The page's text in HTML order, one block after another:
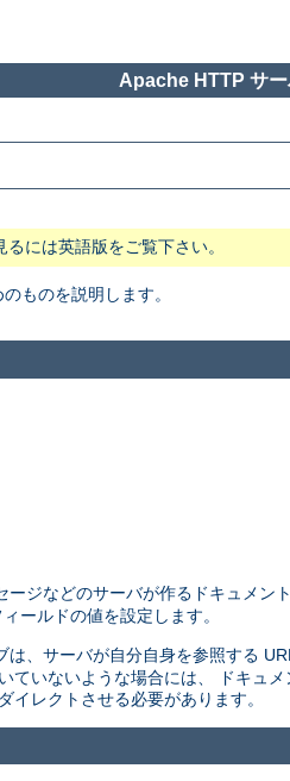
Apache HTTP サ
には英語版をご覧下さい。
ものを説明します。
ジなどのサーバが作るドキュメン
ールドの値を設定します。
は、サーバが自分自身を参照する
いないような場合には、 ドキュ
レクトさせる必要があります。